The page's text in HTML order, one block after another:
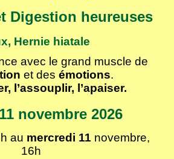
Digestion heureuses
Hernie hiatale
avec le grand muscle de
et des émotions.
l’assouplir, l’apaiser.
novembre 2026
au mercredi 11 novembre,
16h